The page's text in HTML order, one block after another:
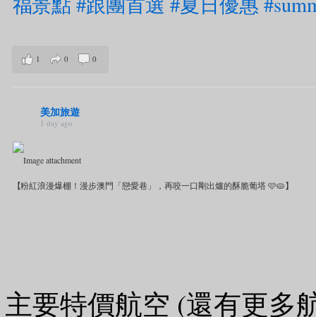
1 0 0
美加旅遊
1 day ago
【粉紅浪漫爆棚！漫步澳門「戀愛巷」，再咬一口剛出爐的酥脆葡塔 🩷🥧】
和的粉紅色與粉黃色葡式建築，
主要特價航空 (還有更多